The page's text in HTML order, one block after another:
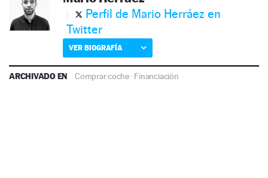
Perfil de Mario Herráez en
Twitter
VER BIOGRAFÍA
ARCHIVADO EN Comprar coche ·Financiación